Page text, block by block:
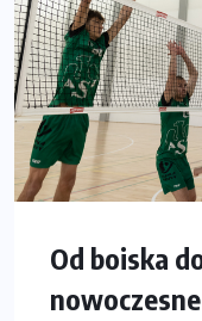
Od boiska